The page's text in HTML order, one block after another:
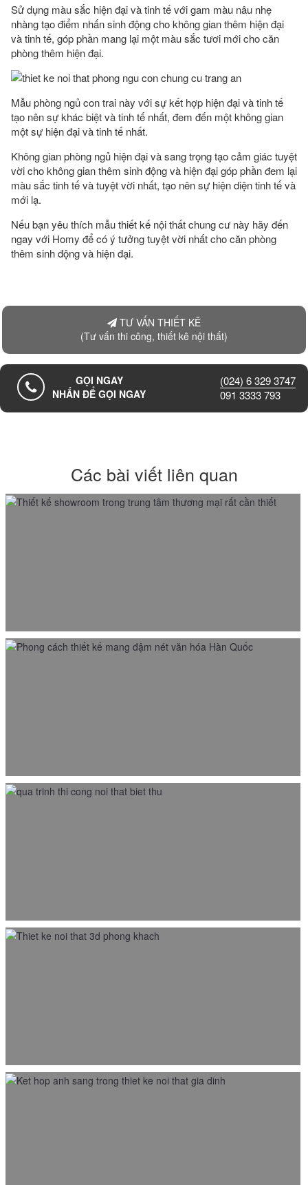
Sử dụng màu sắc hiện đại và tinh tế với gam màu nâu nhẹ
nhàng tạo điểm nhấn sinh động cho không gian thêm hiện đại
và tinh tế, góp phần mang lại một màu sắc tươi mới cho căn
phòng thêm hiện đại.
Mẫu phòng ngủ con trai này với sự kết hợp hiện đại và tinh tế
tạo nên sự khác biệt và tinh tế nhất, đem đến một không gian
một sự hiện đại và tinh tế nhất.
Không gian phòng ngủ hiện đại và sang trọng tạo cảm giác tuyệt
vời cho không gian thêm sinh động và hiện đại góp phần đem lại
màu sắc tinh tế và tuyệt vời nhất, tạo nên sự hiện diện tinh tế và
mới lạ.
Nếu bạn yêu thích mẫu thiết kế nội thất chung cư này hãy đến
ngay với Homy để có ý tưởng tuyệt vời nhất cho căn phòng
thêm sinh động và hiện đại.
TƯ VẤN THIẾT KÊ
(Tư vấn thi công, thiết kê nội thất)
GỌI NGAY
NHẤN ĐỂ GỌI NGAY
(024) 6 329 3747
091 3333 793
Các bài viết liên quan